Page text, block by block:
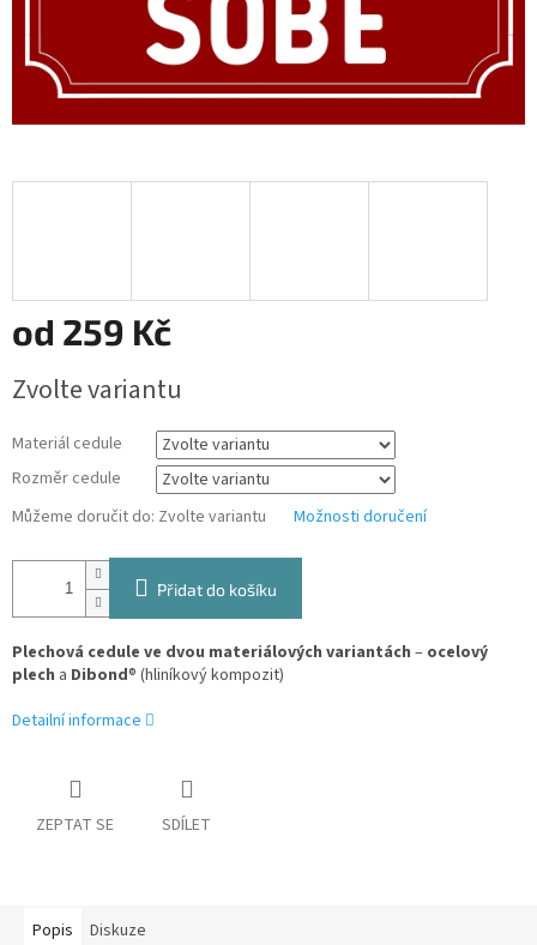
od 259 Kč
cena:
Zvolte variantu
Materiál cedule
Rozměr cedule
Můžeme doručit do: Zvolte variantu Možnosti doručení
Přidat do košíku
Plechová cedule ve dvou materiálových variantách – ocelový
plech a Dibond® (hliníkový kompozit)
Detailní informace
ZEPTAT SE SDÍLET
Popis Diskuze